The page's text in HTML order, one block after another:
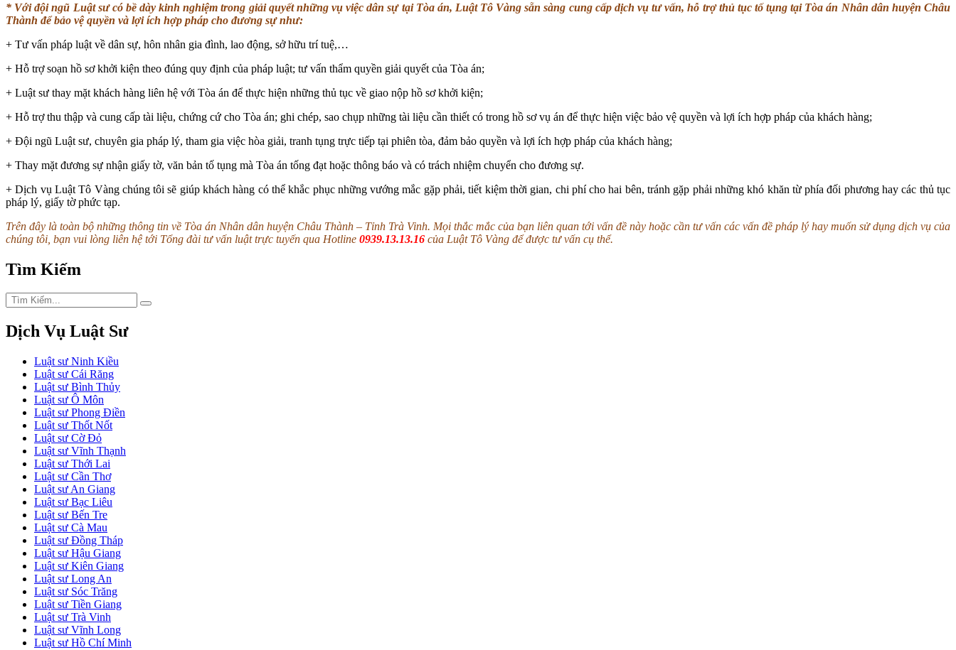
* Với đội ngũ Luật sư có bề dày kinh nghiệm trong giải quyết những vụ việc dân sự tại Tòa án, Luật Tô Vàng sẵn sàng cung cấp dịch vụ tư vấn, hỗ trợ thủ tục tố tụng tại Tòa án Nhân dân huyện Châu
Thành để bảo vệ quyền và lợi ích hợp pháp cho đương sự như:
+ Tư vấn pháp luật về dân sự, hôn nhân gia đình, lao động, sở hữu trí tuệ,…
+ Hỗ trợ soạn hồ sơ khởi kiện theo đúng quy định của pháp luật; tư vấn thẩm quyền giải quyết của Tòa án;
+ Luật sư thay mặt khách hàng liên hệ với Tòa án để thực hiện những thủ tục về giao nộp hồ sơ khởi kiện;
+ Hỗ trợ thu thập và cung cấp tài liệu, chứng cứ cho Tòa án; ghi chép, sao chụp những tài liệu cần thiết có trong hồ sơ vụ án để thực hiện việc bảo vệ quyền và lợi ích hợp pháp của khách hàng;
+ Đội ngũ Luật sư, chuyên gia pháp lý, tham gia việc hòa giải, tranh tụng trực tiếp tại phiên tòa, đảm bảo quyền và lợi ích hợp pháp của khách hàng;
+ Thay mặt đương sự nhận giấy tờ, văn bản tố tụng mà Tòa án tống đạt hoặc thông báo và có trách nhiệm chuyển cho đương sự.
+ Dịch vụ Luật Tô Vàng chúng tôi sẽ giúp khách hàng có thể khắc phục những vướng mắc gặp phải, tiết kiệm thời gian, chi phí cho hai bên, tránh gặp phải những khó khăn từ phía đối phương hay các thủ tục
pháp lý, giấy tờ phức tạp.
Trên đây là toàn bộ những thông tin về Tòa án Nhân dân huyện Châu Thành – Tỉnh Trà Vinh. Mọi thắc mắc của bạn liên quan tới vấn đề này hoặc cần tư vấn các vấn đề pháp lý hay muốn sử dụng dịch vụ của
chúng tôi, bạn vui lòng liên hệ tới Tổng đài tư vấn luật trực tuyến qua Hotline 0939.13.13.16 của Luật Tô Vàng để được tư vấn cụ thể.
Tìm Kiếm
Dịch Vụ Luật Sư
Luật sư Ninh Kiều
Luật sư Cái Răng
Luật sư Bình Thủy
Luật sư Ô Môn
Luật sư Phong Điền
Luật sư Thốt Nốt
Luật sư Cờ Đỏ
Luật sư Vĩnh Thạnh
Luật sư Thới Lai
Luật sư Cần Thơ
Luật sư An Giang
Luật sư Bạc Liêu
Luật sư Bến Tre
Luật sư Cà Mau
Luật sư Đồng Tháp
Luật sư Hậu Giang
Luật sư Kiên Giang
Luật sư Long An
Luật sư Sóc Trăng
Luật sư Tiền Giang
Luật sư Trà Vinh
Luật sư Vĩnh Long
Luật sư Hồ Chí Minh